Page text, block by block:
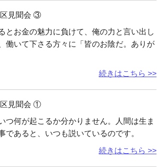
区見聞会 ③
とお金の魅力に負けて、俺の力と言い出し
働いて下さる方々に「皆のお陰だ。ありが
続きはこちら >>
区見聞会 ①
つ何が起こるか分かりません。人間は生ま
あると、いつも説いているのです。
続きはこちら >>